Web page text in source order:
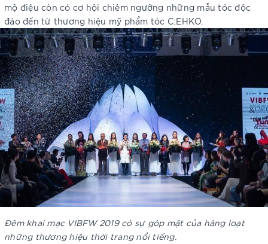
mộ điệu còn có cơ hội chiêm ngưỡng những mẫu tóc độc
đáo đến từ thương hiệu mỹ phẩm tóc C:EHKO.
Đêm khai mạc VIBFW 2019 có sự góp mặt của hàng loạt
những thương hiệu thời trang nổi tiếng.